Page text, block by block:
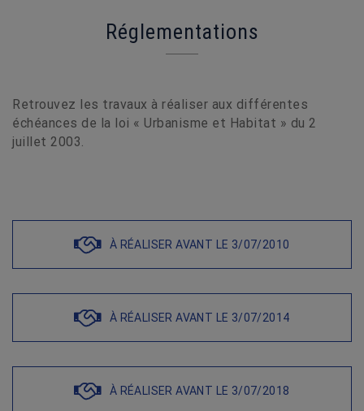
Réglementations
Retrouvez les travaux à réaliser aux différentes
échéances de la loi « Urbanisme et Habitat » du 2
juillet 2003.
À RÉALISER AVANT LE 3/07/2010
À RÉALISER AVANT LE 3/07/2014
À RÉALISER AVANT LE 3/07/2018